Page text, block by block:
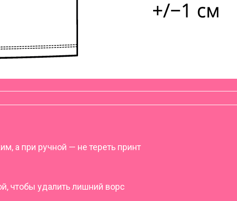
а при ручной — не тереть принт
чтобы удалить лишний ворс